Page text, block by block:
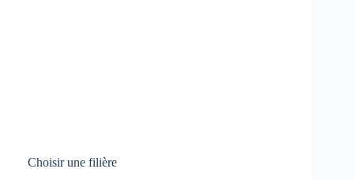
Choisir une filière